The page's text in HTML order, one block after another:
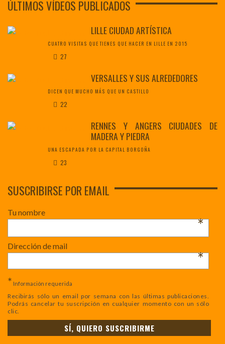
ÚLTIMOS VÍDEOS PUBLICADOS
LILLE CIUDAD ARTÍSTICA
CUATRO VISITAS QUE TIENES QUE HACER EN LILLE EN 2015
27
VERSALLES Y SUS ALREDEDORES
DICEN QUE MUCHO MÁS QUE UN CASTILLO
22
RENNES Y ANGERS CIUDADES DE
MADERA Y PIEDRA
UNA ESCAPADA POR LA CAPITAL BORGOÑA
23
SUSCRIBIRSE POR EMAIL
Tu nombre
*
Dirección de mail
*
* Información requerida
Recibirás sólo un email por semana con las últimas publicaciones.
Podrás cancelar tu suscripción en cualquier momento con un sólo
clic.